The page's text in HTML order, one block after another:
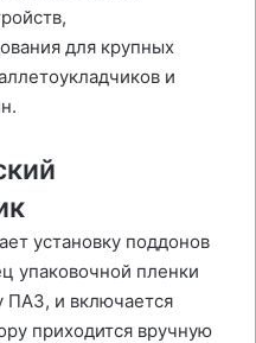
для крупных
и
установку поддонов
упаковочной пленки
ПАЗ, и включается
приходится вручную